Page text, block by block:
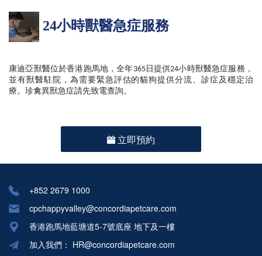
24小時獸醫急症服務
康迪亞獸醫位於香港跑馬地，全年365日提供24小時獸醫急症服務，
並有獸醫駐院，為需要緊急評估的貓狗提供分流、診症及穩定治
療。珍禽異獸急症請先致電查詢。
立即預約
+852 2679 1000
cpchappyvalley@concordiapetcare.com
香港跑馬地藍塘道5-7號底座 地下及一樓
加入我們： HR@concordiapetcare.com